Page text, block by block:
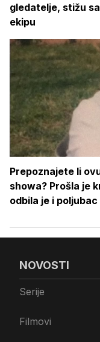
gledatelje, stižu
ekipu
Prepoznajete li
showa? Prošla je
odbila je i
NOVOSTI
Serije
Filmovi